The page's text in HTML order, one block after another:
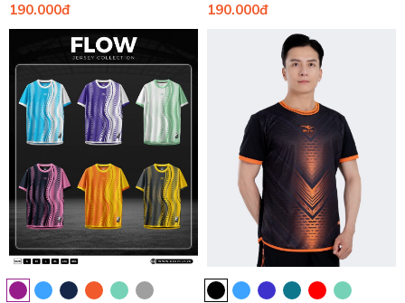
190.000đ 190.000đ